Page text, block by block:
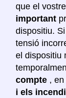
que el
important
dispositiu.
tensió
el dispositiu
compte , en
i els